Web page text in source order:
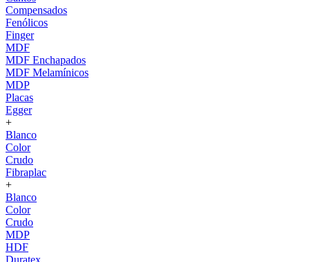
Compensados
Fenólicos
Finger
MDF
MDF Enchapados
MDF Melamínicos
MDP
Placas
Egger
+
Blanco
Color
Crudo
Fibraplac
+
Blanco
Color
Crudo
MDP
HDF
Duratex